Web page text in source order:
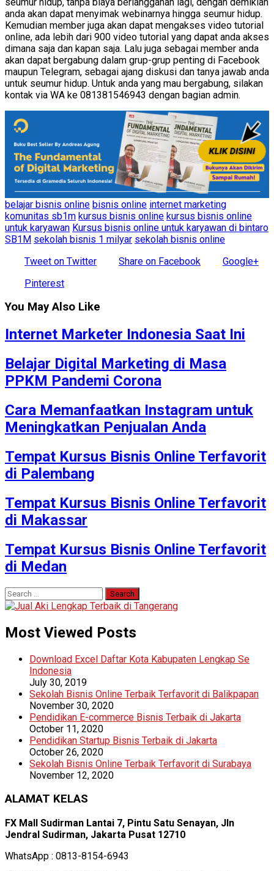
anda akan dapat menyimak webinarnya hingga seumur hidup.
Kemudian member juga akan dapat mengakses video tutorial
online, ada lebih dari 900 video tutorial yang dapat anda akses
dimana saja dan kapan saja. Lalu juga sebagai member anda
akan dapat bergabung dalam grup-grup penting di Facebook
maupun Telegram, sebagai ajang diskusi dan tanya jawab anda
untuk seumur hidup. Untuk anda yang mau bergabung, silakan
kontak via WA ke 081381546943 dengan bagian admin.
belajar bisnis online bisnis online internet marketing
komunitas sb1m kursus bisnis online kursus bisnis online
untuk karyawan Kursus bisnis online untuk karyawan di bintaro
SB1M sekolah bisnis 1 milyar sekolah bisnis online
Tweet on Twitter
Share on Facebook
Google+
Pinterest
You May Also Like
Internet Marketer Indonesia Saat Ini
Belajar Digital Marketing di Masa
PPKM Pandemi Corona
Cara Memanfaatkan Instagram untuk
Meningkatkan Penjualan Anda
Tempat Kursus Bisnis Online Terfavorit
di Palembang
Tempat Kursus Bisnis Online Terfavorit
di Makassar
Tempat Kursus Bisnis Online Terfavorit
di Medan
Search
for:
Most Viewed Posts
Download Excel Daftar Kota Kabupaten Lengkap Se
Indonesia
July 30, 2019
Sekolah Bisnis Online Terbaik Terfavorit di Balikpapan
November 30, 2020
Pendidikan E-commerce Bisnis Terbaik di Jakarta
October 11, 2020
Pendidikan Startup Bisnis Terbaik di Jakarta
October 26, 2020
Sekolah Bisnis Online Terbaik Terfavorit di Surabaya
November 12, 2020
ALAMAT KELAS
FX Mall Sudirman Lantai 7, Pintu Satu Senayan, Jln
Jendral Sudirman, Jakarta Pusat 12710
WhatsApp : 0813-8154-6943